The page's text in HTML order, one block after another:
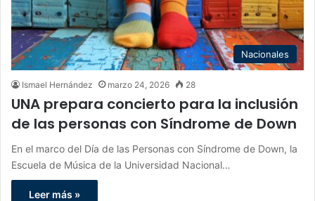
Nacionales
Ismael Hernández marzo 24, 2026 28
UNA prepara concierto para la inclusión
de las personas con Síndrome de Down
En el marco del Día de las Personas con Síndrome de Down, la
Escuela de Música de la Universidad Nacional…
Leer más »